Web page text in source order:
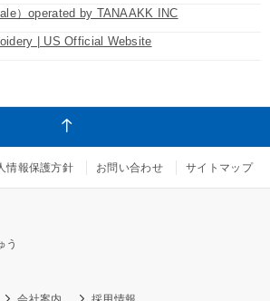
）operated by TANAAKK INC
| US Official Website
情報保護方針 お問い合わせ サイトマップ
う